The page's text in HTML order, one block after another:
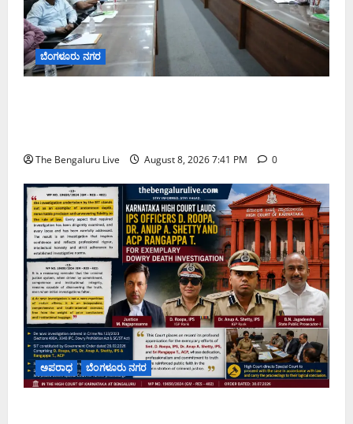
ಬೆಂಗಳೂರು ನಗರ
The Bengaluru Live August 8, 2026 7:41 PM 0
ಅಪರಾಧ ಬೆಂಗಳೂರು ನಗರ